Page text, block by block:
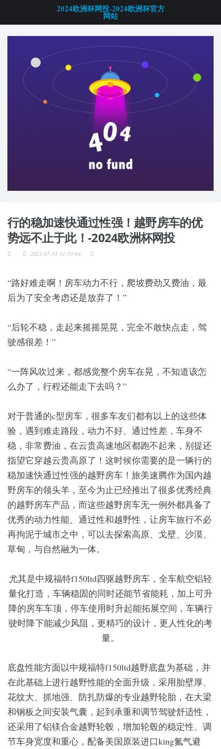
2024欧洲杯网投-2024欧洲杯官方
网站
行的稳加速快通过性强！越野房车的优
势远不止于此！-2024欧洲杯网投
2021-07-31 11:53:04
“路好难走啊！房车动力不行，爬坡费劲又费油，最
后为了安全考虑还是放弃了！”
“后轮不稳，走起来摇摇晃晃，完全不敢快点走，驾
驶感很差！”
“一阵风吹过来，都感觉整个房车在晃，不知道该怎
么办了，行程还能走下去吗？”
对于普通的c型房车，很多车友们都有以上的这些体
验，遇到难走路段，动力不好、通过性差，车身不
稳，非常费油，在云贵高速地区都跑不起来，别提还
指望它穿越云贵高原了！这时候你需要的是一辆行的
稳加速快通过性强的越野房车！旅美速腾作为国内越
野房车的领头羊，至今为止已经推出了很多优秀经典
的越野房车产品，而这些越野房车无一例外都具备了
优秀的动力性能、通过性和越野性，让房车旅行不必
再拘泥于城市之中，可以去探索高原、戈壁、沙漠、
草甸，与自然融为一体。
尤其是中规福特f150ltd四驱越野房车，全车航空铝轻
量化打造，车辆稳固的同时还能节省能耗，加上可升
降的房车车顶，停车使用时升起能拓展空间，车辆行
驶时降下能减少风阻，更精巧的设计，更人性化的考
量。
底盘性能方面以中规福特f150ltd越野底盘为基础，并
在此基础上进行越野性能的全面升级，采用胎壁厚、
花纹大、抓地强、防扎防爆的专业越野轮胎，在大梁
和钢板之间安装气囊，起到承重和调节驾驶舒适性，
还采用了铝镁合金越野轮毂，增加轮毂的稳定性、调
节车身宽度和重心，配备美国原装进口king氮气避